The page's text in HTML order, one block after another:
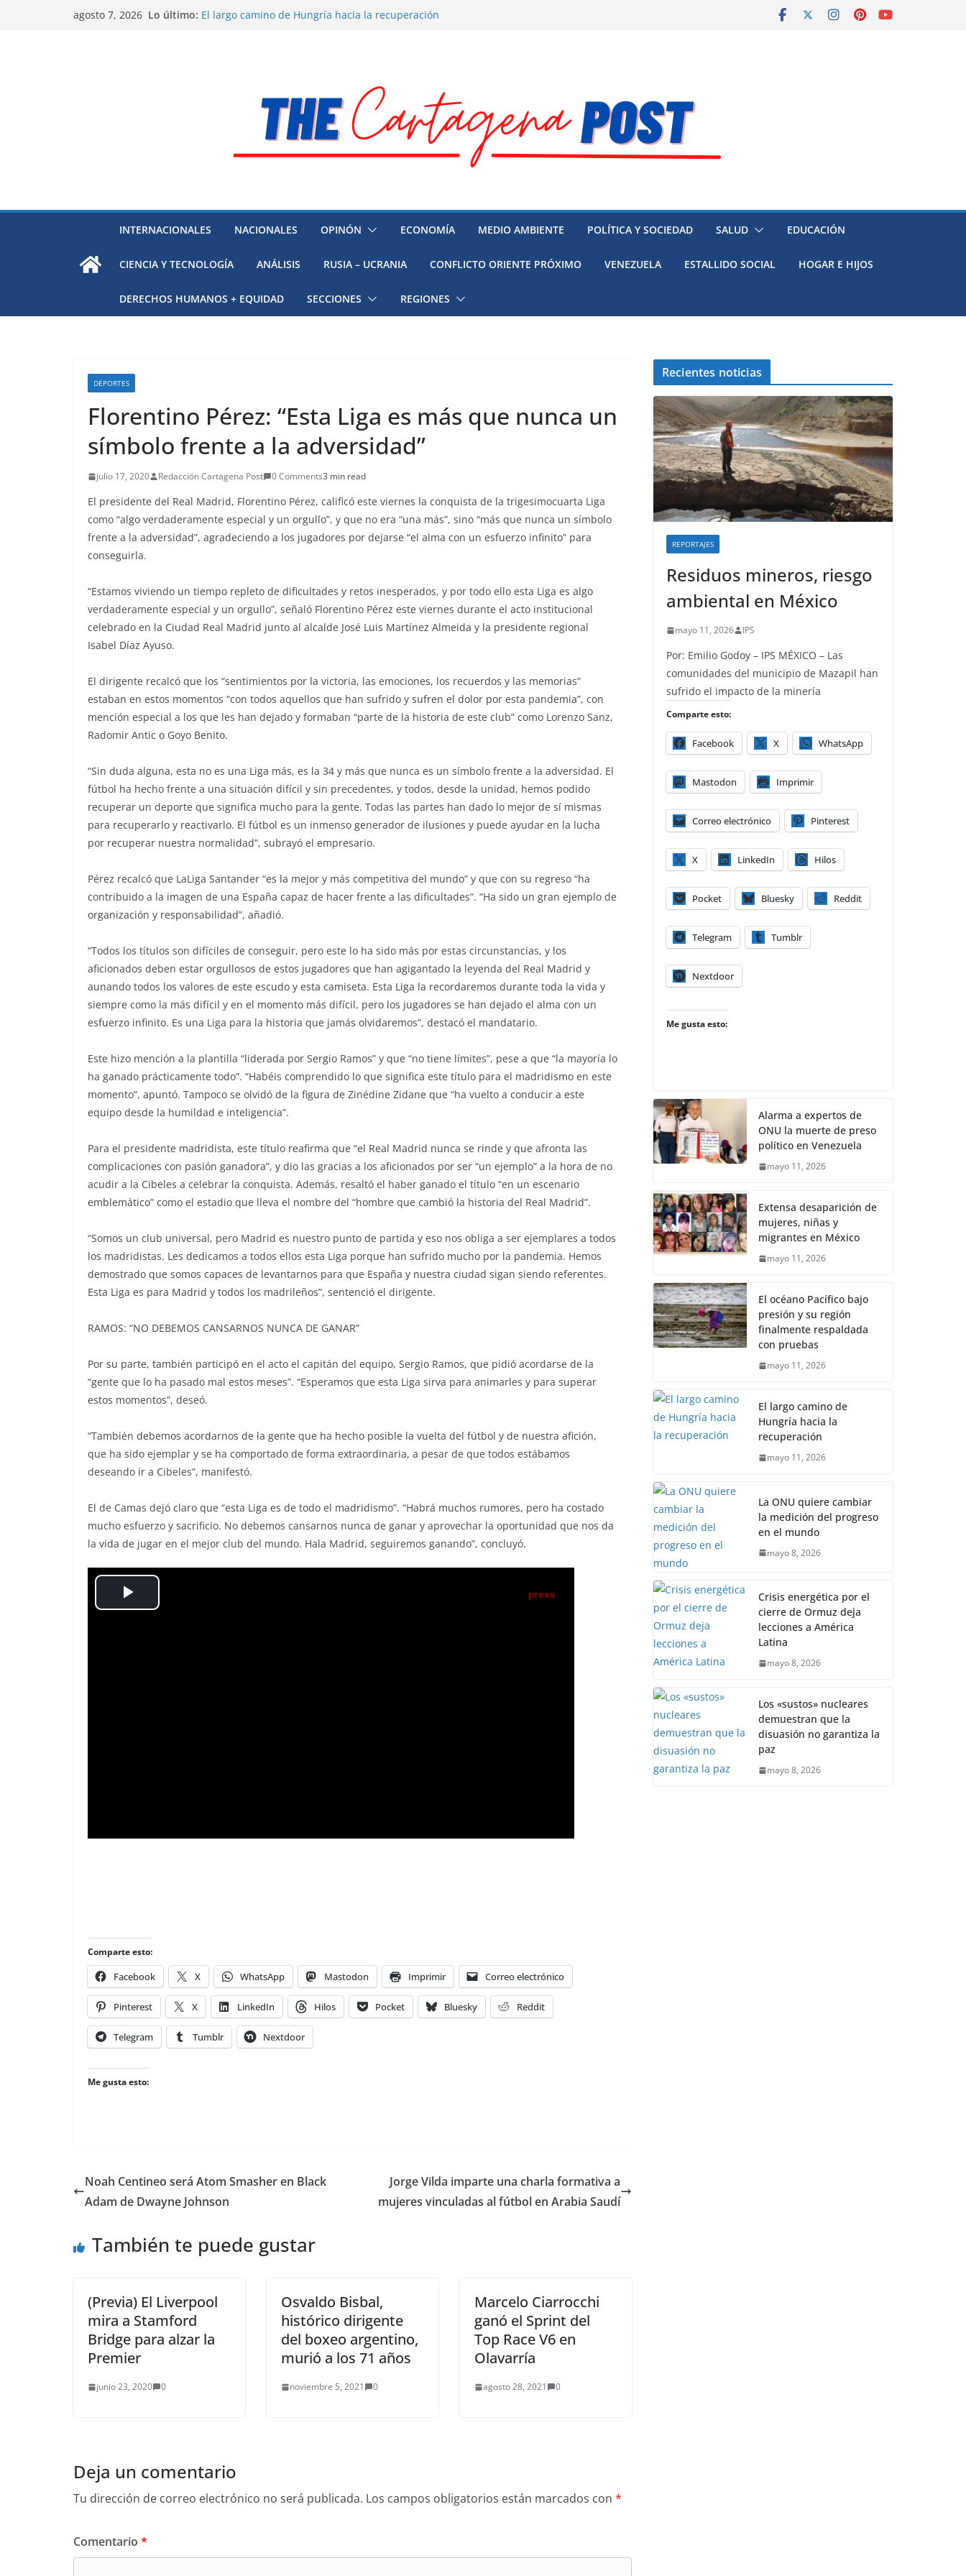
agosto 7, 2026 Lo último: El largo camino de Hungría hacia la recuperación
El océano Pacífico bajo presión y su región finalmente
respaldada con pruebas
INTERNACIONALES NACIONALES OPINÓN ECONOMÍA MEDIO AMBIENTE POLÍTICA Y SOCIEDAD SALUD EDUCACIÓN
CIENCIA Y TECNOLOGÍA ANÁLISIS RUSIA – UCRANIA CONFLICTO ORIENTE PRÓXIMO VENEZUELA ESTALLIDO SOCIAL HOGAR E HIJOS
DERECHOS HUMANOS + EQUIDAD SECCIONES REGIONES
DEPORTES
Florentino Pérez: “Esta Liga es más que nunca un
símbolo frente a la adversidad”
julio 17, 2020 Redacción Cartagena Post 0 Comments3 min read
El presidente del Real Madrid, Florentino Pérez, calificó este viernes la conquista de la trigesimocuarta Liga
como “algo verdaderamente especial y un orgullo”, y que no era “una más”, sino “más que nunca un símbolo
frente a la adversidad”, agradeciendo a los jugadores por dejarse “el alma con un esfuerzo infinito” para
conseguirla.
“Estamos viviendo un tiempo repleto de dificultades y retos inesperados, y por todo ello esta Liga es algo
verdaderamente especial y un orgullo”, señaló Florentino Pérez este viernes durante el acto institucional
celebrado en la Ciudad Real Madrid junto al alcalde José Luis Martínez Almeida y la presidente regional
Isabel Díaz Ayuso.
El dirigente recalcó que los “sentimientos por la victoria, las emociones, los recuerdos y las memorias”
estaban en estos momentos “con todos aquellos que han sufrido y sufren el dolor por esta pandemia”, con
mención especial a los que les han dejado y formaban “parte de la historia de este club” como Lorenzo Sanz,
Radomir Antic o Goyo Benito.
“Sin duda alguna, esta no es una Liga más, es la 34 y más que nunca es un símbolo frente a la adversidad. El
fútbol ha hecho frente a una situación difícil y sin precedentes, y todos, desde la unidad, hemos podido
recuperar un deporte que significa mucho para la gente. Todas las partes han dado lo mejor de sí mismas
para recuperarlo y reactivarlo. El fútbol es un inmenso generador de ilusiones y puede ayudar en la lucha
por recuperar nuestra normalidad”, subrayó el empresario.
Pérez recalcó que LaLiga Santander “es la mejor y más competitiva del mundo” y que con su regreso “ha
contribuido a la imagen de una España capaz de hacer frente a las dificultades”. “Ha sido un gran ejemplo de
organización y responsabilidad”, añadió.
“Todos los títulos son difíciles de conseguir, pero este lo ha sido más por estas circunstancias, y los
aficionados deben estar orgullosos de estos jugadores que han agigantado la leyenda del Real Madrid y
aunando todos los valores de este escudo y esta camiseta. Esta Liga la recordaremos durante toda la vida y
siempre como la más difícil y en el momento más difícil, pero los jugadores se han dejado el alma con un
esfuerzo infinito. Es una Liga para la historia que jamás olvidaremos”, destacó el mandatario.
Este hizo mención a la plantilla “liderada por Sergio Ramos” y que “no tiene límites”, pese a que “la mayoría lo
ha ganado prácticamente todo”. “Habéis comprendido lo que significa este título para el madridismo en este
momento”, apuntó. Tampoco se olvidó de la figura de Zinédine Zidane que “ha vuelto a conducir a este
equipo desde la humildad e inteligencia”.
Para el presidente madridista, este título reafirma que “el Real Madrid nunca se rinde y que afronta las
complicaciones con pasión ganadora”, y dio las gracias a los aficionados por ser “un ejemplo” a la hora de no
acudir a la Cibeles a celebrar la conquista. Además, resaltó el haber ganado el título “en un escenario
emblemático” como el estadio que lleva el nombre del “hombre que cambió la historia del Real Madrid”.
“Somos un club universal, pero Madrid es nuestro punto de partida y eso nos obliga a ser ejemplares a todos
los madridistas. Les dedicamos a todos ellos esta Liga porque han sufrido mucho por la pandemia. Hemos
demostrado que somos capaces de levantarnos para que España y nuestra ciudad sigan siendo referentes.
Esta Liga es para Madrid y todos los madrileños”, sentenció el dirigente.
RAMOS: “NO DEBEMOS CANSARNOS NUNCA DE GANAR”
Por su parte, también participó en el acto el capitán del equipo, Sergio Ramos, que pidió acordarse de la
“gente que lo ha pasado mal estos meses”. “Esperamos que esta Liga sirva para animarles y para superar
estos momentos”, deseó.
“También debemos acordarnos de la gente que ha hecho posible la vuelta del fútbol y de nuestra afición,
que ha sido ejemplar y se ha comportado de forma extraordinaria, a pesar de que todos estábamos
deseando ir a Cibeles”, manifestó.
El de Camas dejó claro que “esta Liga es de todo el madridismo”. “Habrá muchos rumores, pero ha costado
mucho esfuerzo y sacrificio. No debemos cansarnos nunca de ganar y aprovechar la oportunidad que nos da
la vida de jugar en el mejor club del mundo. Hala Madrid, seguiremos ganando”, concluyó.
Comparte esto:
Facebook X WhatsApp Mastodon Imprimir Correo electrónico
Pinterest X LinkedIn Hilos Pocket Bluesky Reddit
Telegram Tumblr Nextdoor
Me gusta esto:
Noah Centineo será Atom Smasher en Black
Adam de Dwayne Johnson
Jorge Vilda imparte una charla formativa a
mujeres vinculadas al fútbol en Arabia Saudí
También te puede gustar
(Previa) El Liverpool
mira a Stamford
Bridge para alzar la
Premier
junio 23, 2020 0
Osvaldo Bisbal,
histórico dirigente
del boxeo argentino,
murió a los 71 años
noviembre 5, 2021 0
Marcelo Ciarrocchi
ganó el Sprint del
Top Race V6 en
Olavarría
agosto 28, 2021 0
Deja un comentario
Tu dirección de correo electrónico no será publicada. Los campos obligatorios están marcados con *
Comentario *
Recientes noticias
REPORTAJES
Residuos mineros, riesgo
ambiental en México
mayo 11, 2026 IPS
Por: Emilio Godoy – IPS MÉXICO – Las
comunidades del municipio de Mazapil han
sufrido el impacto de la minería
Comparte esto:
Facebook X WhatsApp
Mastodon Imprimir
Correo electrónico Pinterest
X LinkedIn Hilos
Pocket Bluesky Reddit
Telegram Tumblr
Nextdoor
Me gusta esto:
Alarma a expertos de
ONU la muerte de preso
político en Venezuela
mayo 11, 2026
Extensa desaparición de
mujeres, niñas y
migrantes en México
mayo 11, 2026
El océano Pacífico bajo
presión y su región
finalmente respaldada
con pruebas
mayo 11, 2026
El largo camino de
Hungría hacia la
recuperación
mayo 11, 2026
La ONU quiere cambiar
la medición del progreso
en el mundo
mayo 8, 2026
Crisis energética por el
cierre de Ormuz deja
lecciones a América
Latina
mayo 8, 2026
Los «sustos» nucleares
demuestran que la
disuasión no garantiza la
paz
mayo 8, 2026